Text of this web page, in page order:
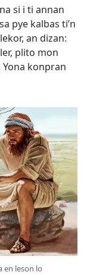
si i ti annan
pye kalbas ti’n
an dizan:
plito mon
Yona konpran
en leson lo